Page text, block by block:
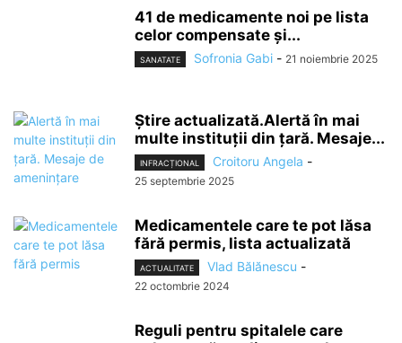
41 de medicamente noi pe lista
celor compensate și...
SANATATE Sofronia Gabi - 21 noiembrie 2025
Știre actualizată.Alertă în mai
multe instituții din țară. Mesaje...
INFRACȚIONAL Croitoru Angela -
25 septembrie 2025
Medicamentele care te pot lăsa
fără permis, lista actualizată
ACTUALITATE Vlad Bălănescu -
22 octombrie 2024
Reguli pentru spitalele care